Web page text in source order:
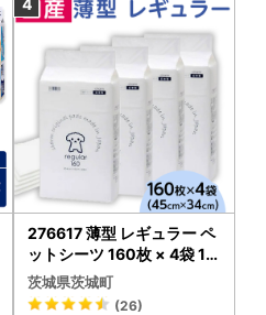
276617 薄型 レギュラー ペ
ットシーツ 160枚 × 4袋 1回
交換タイプ 国産 ペットシー
ト 339
茨城県茨城町
(26)